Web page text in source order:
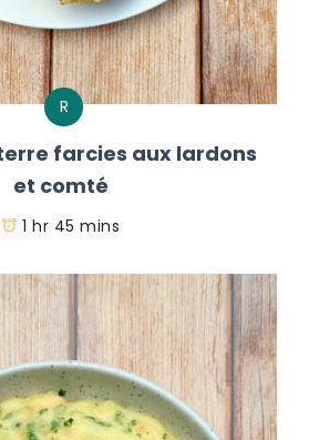
R
farcies aux lardons
et comté
1 hr 45 mins